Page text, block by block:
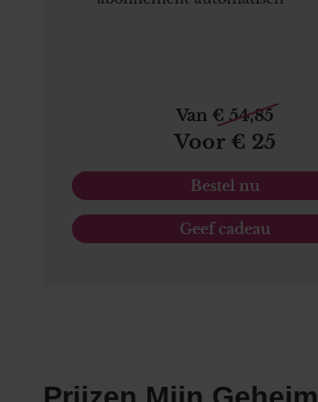
Van € 54,85
Voor € 25
Bestel nu
Geef cadeau